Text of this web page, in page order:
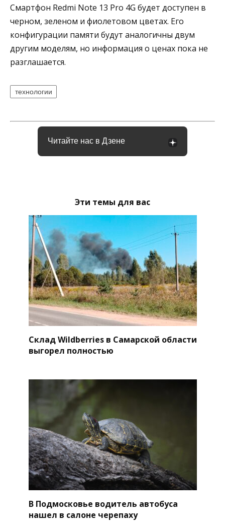
Смартфон Redmi Note 13 Pro 4G будет доступен в
черном, зеленом и фиолетовом цветах. Его
конфигурации памяти будут аналогичны двум
другим моделям, но информация о ценах пока не
разглашается.
технологии
Читайте нас в Дзене
Эти темы для вас
Склад Wildberries в Самарской области
выгорел полностью
В Подмосковье водитель автобуса
нашел в салоне черепаху